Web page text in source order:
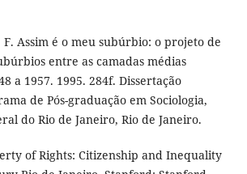
F. Assim é o meu subúrbio: o projeto de
entre as camadas médias
a 1957. 1995. 284f. Dissertação
de Pós-graduação em Sociologia,
do Rio de Janeiro, Rio de Janeiro.
of Rights: Citizenship and Inequality